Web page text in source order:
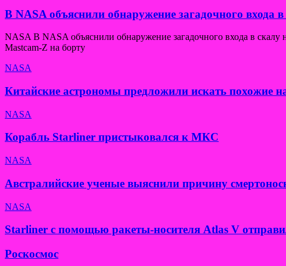
В NASA объяснили обнаружение загадочного входа
NASA В NASA объяснили обнаружение загадочного входа в
Mastcam-Z на борту
NASA
Китайские астрономы предложили искать похожие
NASA
Корабль Starliner пристыковался к МКС
NASA
Австралийские ученые выяснили причину
NASA
Starliner с помощью ракеты-носителя Atlas V
Роскосмос